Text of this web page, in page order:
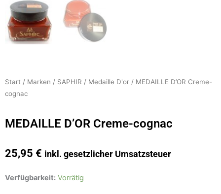
Start / Marken / SAPHIR / Medaille D'or / MEDAILLE D’OR Creme-
cognac
MEDAILLE D’OR Creme-cognac
25,95 € inkl. gesetzlicher Umsatzsteuer
Verfügbarkeit: Vorrätig
MEDAILLE